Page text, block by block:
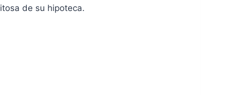
de su hipoteca.